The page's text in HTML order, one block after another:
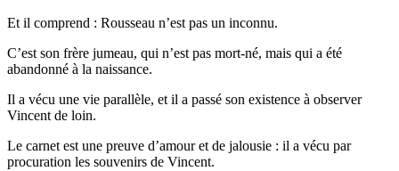
Et il comprend : Rousseau n’est pas un inconnu.
C’est son frère jumeau, qui n’est pas mort-né, mais qui a été
abandonné à la naissance.
Il a vécu une vie parallèle, et il a passé son existence à observer
Vincent de loin.
Le carnet est une preuve d’amour et de jalousie : il a vécu par
procuration les souvenirs de Vincent.